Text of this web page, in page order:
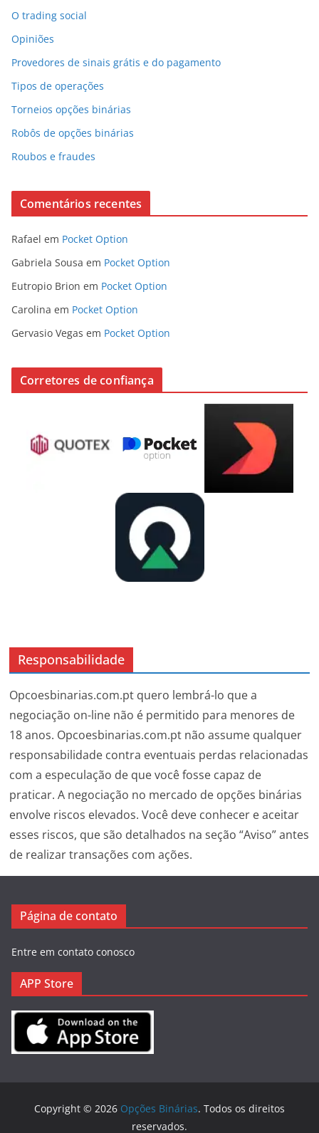
O trading social
Opiniões
Provedores de sinais grátis e do pagamento
Tipos de operações
Torneios opções binárias
Robôs de opções binárias
Roubos e fraudes
Comentários recentes
Rafael em Pocket Option
Gabriela Sousa em Pocket Option
Eutropio Brion em Pocket Option
Carolina em Pocket Option
Gervasio Vegas em Pocket Option
Corretores de confiança
Responsabilidade
Opcoesbinarias.com.pt quero lembrá-lo que a
negociação on-line não é permitido para menores de
18 anos. Opcoesbinarias.com.pt não assume qualquer
responsabilidade contra eventuais perdas relacionadas
com a especulação de que você fosse capaz de
praticar. A negociação no mercado de opções binárias
envolve riscos elevados. Você deve conhecer e aceitar
esses riscos, que são detalhados na seção “Aviso” antes
de realizar transações com ações.
Página de contato
Entre em contato conosco
APP Store
Copyright © 2026 Opções Binárias. Todos os direitos
reservados.